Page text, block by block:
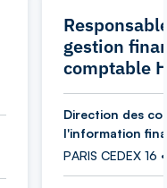
gestion
comptable
Direction des
l'information
PARIS CEDEX 16